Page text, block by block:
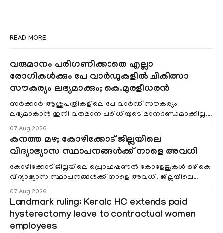
READ MORE
വരുമാനം പരിഗണിക്കാതെ എല്ലാ
രോഗികൾക്കും പേ വാർഡുകളിൽ ചികിത്സാ
സൗകര്യം ലഭ്യമാക്കും; കെ.മുരളീധരൻ
സർക്കാർ ആശുപത്രികളിലെ പേ വാർഡ് സൗകര്യം
ലഭ്യമാകാൻ ഇനി വരുമാന പരിധിയുടെ മാനദണ്ഡമാക്കില്ല.
വരുമാനം പരിഗണിക്കാതെ എല്ലാ രോഗികൾക്കും പേ വാർഡു
07 Aug 2026
കനത്ത മഴ; കോഴിക്കോട് ജില്ലയിലെ
വിദ്യാഭ്യാസ സ്ഥാപനങ്ങൾക്ക് നാളെ അവധി
കോഴിക്കോട് ജില്ലയിലെ പ്രൊഫഷണൽ കോളേജുകൾ ഒഴികെ
വിദ്യാഭ്യാസ സ്ഥാപനങ്ങൾക്ക് നാളെ അവധി. ജില്ലയിലെ
മലയോര- തീരദേശ മേഖലകളിലും മറ്റും ശക്തമായ മഴയു
07 Aug 2026
Landmark ruling: Kerala HC extends paid
hysterectomy leave to contractual women
employees